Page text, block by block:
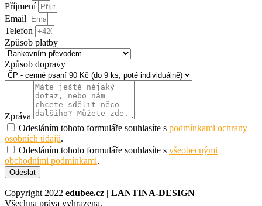
Příjmení
Email
Telefon
Způsob platby
Způsob dopravy
Zpráva
Odesláním tohoto formuláře souhlasíte s podmínkami ochrany
osobních údajů.
Odesláním tohoto formuláře souhlasíte s všeobecnými
obchodními podmínkami.
Odeslat
Copyright 2022 edubee.cz | LANTINA-DESIGN
Všechna práva vyhrazena.